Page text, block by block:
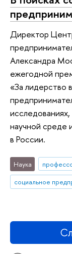
Директор
Александра
ежегодной
«За лидерство
научной среде
в России.
Наука
социальное